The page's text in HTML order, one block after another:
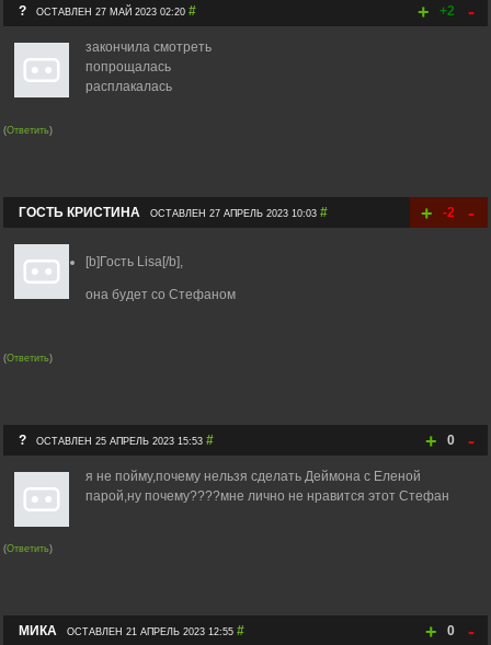
+ +2 -
? ОСТАВЛЕН 27 МАЙ 2023 02:20 #
закончила смотреть
попрощалась
расплакалась
(Ответить)
+ -2 -
ГОСТЬ КРИСТИНА ОСТАВЛЕН 27 АПРЕЛЬ 2023 10:03 #
[b]Гость Lisa[/b],
она будет со Стефаном
(Ответить)
+ 0 -
? ОСТАВЛЕН 25 АПРЕЛЬ 2023 15:53 #
я не пойму,почему нельзя сделать Деймона с Еленой
парой,ну почему????мне лично не нравится этот Стефан
(Ответить)
+ 0 -
МИКА ОСТАВЛЕН 21 АПРЕЛЬ 2023 12:55 #